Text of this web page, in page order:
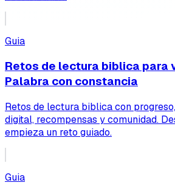
Guia
Retos de lectura biblica para
Palabra con constancia
Retos de lectura biblica con
digital, recompensas y comunidad.
empieza un reto guiado.
Guia